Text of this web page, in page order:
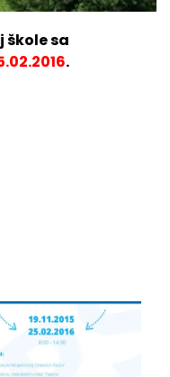
škole sa
.